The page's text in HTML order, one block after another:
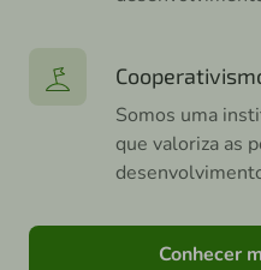
Somos uma
que valoriza as
Conhecer